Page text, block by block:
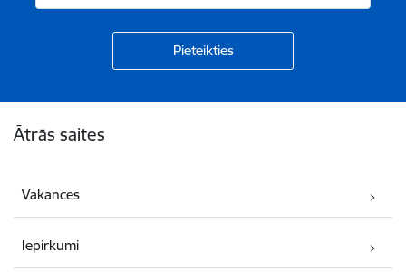
Ātrās saites
Vakances
Iepirkumi